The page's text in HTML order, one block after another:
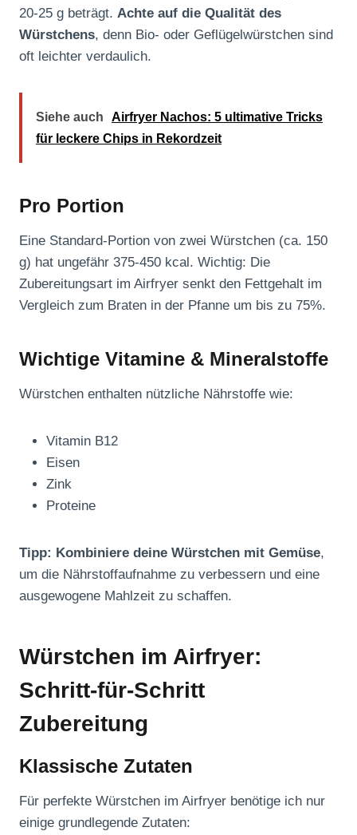
20-25 g beträgt. Achte auf die Qualität des
Würstchens, denn Bio- oder Geflügelwürstchen sind
oft leichter verdaulich.
Siehe auch
Airfryer Nachos: 5 ultimative Tricks
für leckere Chips in Rekordzeit
Pro Portion
Eine Standard-Portion von zwei Würstchen (ca. 150
g) hat ungefähr 375-450 kcal. Wichtig: Die
Zubereitungsart im Airfryer senkt den Fettgehalt im
Vergleich zum Braten in der Pfanne um bis zu 75%.
Wichtige Vitamine & Mineralstoffe
Würstchen enthalten nützliche Nährstoffe wie:
Vitamin B12
Eisen
Zink
Proteine
Tipp: Kombiniere deine Würstchen mit Gemüse,
um die Nährstoffaufnahme zu verbessern und eine
ausgewogene Mahlzeit zu schaffen.
Würstchen im Airfryer:
Schritt-für-Schritt
Zubereitung
Klassische Zutaten
Für perfekte Würstchen im Airfryer benötige ich nur
einige grundlegende Zutaten: